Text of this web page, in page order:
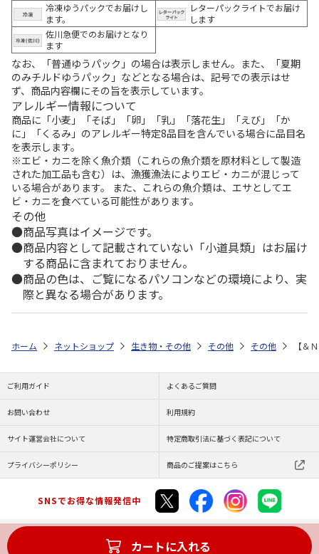
冷凍ゆうパックでお届けし
ます。
レターパックライトでお届け
します
佐川急便でのお届けとなり
ます
なお、「普通ゆうパック」の場合は表示しません。また、「夏期
のみチルドゆうパック」などとなる場合は、記号での表示はせ
ず、商品内容欄にその旨を表示しています。
アレルギー情報について
商品に「小麦」「そば」「卵」「乳」「落花生」「えび」「か
に」「くるみ」のアレルギー特定8品目を含んでいる場合に品目名
を表示します。
※エビ・カニを除く魚介類（これらの魚介類を原材料として製造
された加工品も含む）は、漁獲漁法によりエビ・カニが混じって
いる場合があります。 また、これらの魚介類は、エサとしてエ
ビ・カニを食べている可能性があります。
その他
商品写真はイメージです。
商品内容として記載されていない「小道具類」はお届け
する商品に含まれておりません。
商品の色は、ご覧になるパソコンなどの環境により、実
際と異なる場合があります。
カートに入れる
ホーム ネットショップ 生き物・その他 その他 その他 【＆
ご利用ガイド よくあるご質問
お問い合わせ 利用規約
サイト運営会社について 特定商取引法に基づく表記について
プライバシーポリシー 商品のご提案はこちら
SNSでお得な情報発信中